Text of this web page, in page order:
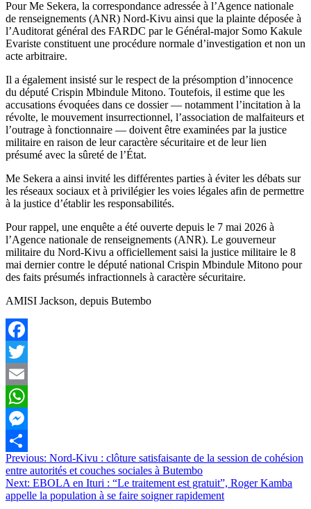
Pour Me Sekera, la correspondance adressée à l’Agence nationale
de renseignements (ANR) Nord-Kivu ainsi que la plainte déposée à
l’Auditorat général des FARDC par le Général-major Somo Kakule
Evariste constituent une procédure normale d’investigation et non un
acte arbitraire.
Il a également insisté sur le respect de la présomption d’innocence
du député Crispin Mbindule Mitono. Toutefois, il estime que les
accusations évoquées dans ce dossier — notamment l’incitation à la
révolte, le mouvement insurrectionnel, l’association de malfaiteurs et
l’outrage à fonctionnaire — doivent être examinées par la justice
militaire en raison de leur caractère sécuritaire et de leur lien
présumé avec la sûreté de l’État.
Me Sekera a ainsi invité les différentes parties à éviter les débats sur
les réseaux sociaux et à privilégier les voies légales afin de permettre
à la justice d’établir les responsabilités.
Pour rappel, une enquête a été ouverte depuis le 7 mai 2026 à
l’Agence nationale de renseignements (ANR). Le gouverneur
militaire du Nord-Kivu a officiellement saisi la justice militaire le 8
mai dernier contre le député national Crispin Mbindule Mitono pour
des faits présumés infractionnels à caractère sécuritaire.
AMISI Jackson, depuis Butembo
Facebook
Twitter
Email
WhatsApp
Messenger
Partager
Navigation
de
l’article
Previous: Nord-Kivu : clôture satisfaisante de la session de cohésion
entre autorités et couches sociales à Butembo
Next: EBOLA en Ituri : “Le traitement est gratuit”, Roger Kamba
appelle la population à se faire soigner rapidement